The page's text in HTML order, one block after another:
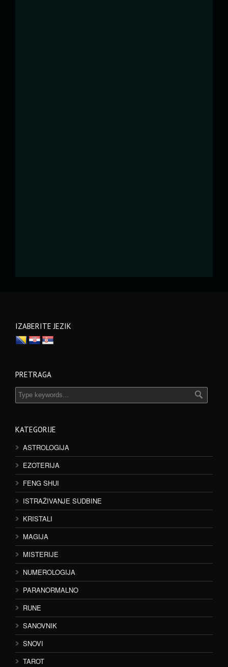
IZABERITE JEZIK
PRETRAGA
KATEGORIJE
ASTROLOGIJA
EZOTERIJA
FENG SHUI
ISTRAŽIVANJE SUDBINE
KRISTALI
MAGIJA
MISTERIJE
NUMEROLOGIJA
PARANORMALNO
RUNE
SANOVNIK
SNOVI
TAROT